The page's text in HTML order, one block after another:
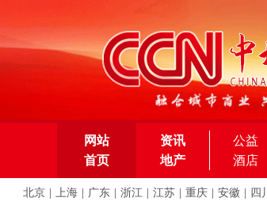
网站
首页
资讯 公益
地产
酒店
北京 上海 广东 浙江 江苏 重庆 安徽 四川